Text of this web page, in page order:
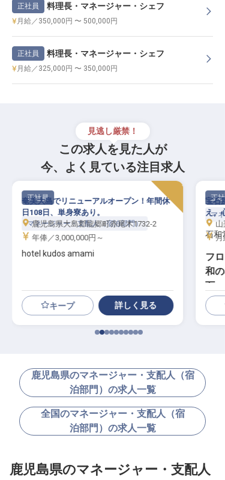
正社員 料理長・マネージャー・シェフ
月給／350,000円 〜 500,000円
正社員 料理長・マネージャー・シェフ
月給／325,000円 〜 350,000円
見逃し厳禁！
この求人を見た人が
今、よく見ている注目求人
正社員
マネージャー・支配人（宿泊部門）
hotel kudos amami
奄美大島でリニューアルオープン！年間休
日108日、単身寮あり。
鹿児島県大島郡龍郷町赤尾木1732-2
年俸／3,000,000円～
キープ 詳しく見る
正社
マ
石和
フ
和
万
宝石
え、
月
鹿児島県のマネージャー・支配人（宿
泊部門）の求人一覧
全国のマネージャー・支配人（宿
泊部門）の求人一覧
鹿児島県のマネージャー・支配人